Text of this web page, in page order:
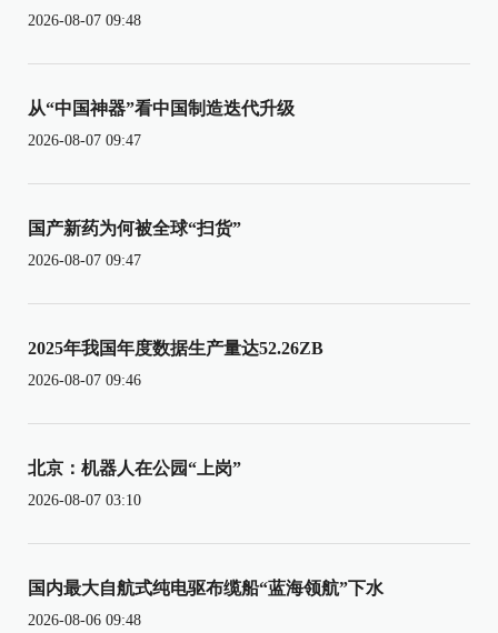
2026-08-07 09:48
从“中国神器”看中国制造迭代升级
2026-08-07 09:47
国产新药为何被全球“扫货”
2026-08-07 09:47
2025年我国年度数据生产量达52.26ZB
2026-08-07 09:46
北京：机器人在公园“上岗”
2026-08-07 03:10
国内最大自航式纯电驱布缆船“蓝海领航”下水
2026-08-06 09:48